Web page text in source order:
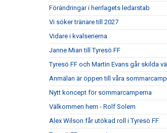
Förändringar i herrlagets ledarstab
Vi söker tränare till 2027
Vidare i kvalserierna
Janne Mian till Tyresö FF
Tyresö FF och Martin Evans går skilda
Anmälan är öppen till våra
Nytt koncept för sommarcamperna
Välkommen hem - Rolf Solem
Alex Wilson får utökad roll i Tyresö FF